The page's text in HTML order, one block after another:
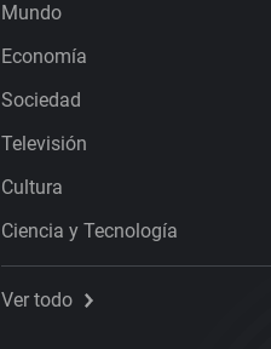
Mundo
Economía
Sociedad
Televisión
Cultura
Ciencia y Tecnología
Ver todo